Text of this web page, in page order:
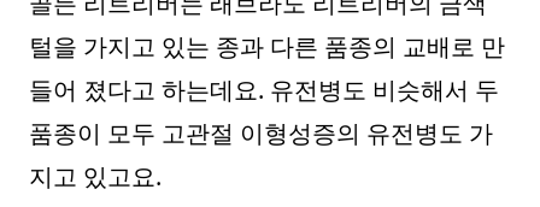
털을 가지고 있는 종과 다른 품종의 교배로 만
들어 졌다고 하는데요. 유전병도 비슷해서 두
품종이 모두 고관절 이형성증의 유전병도 가
지고 있고요.